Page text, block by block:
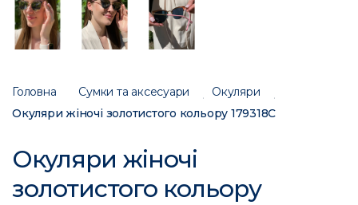
Головна Сумки та аксесуари
Окуляри
Окуляри жіночі золотистого кольору 179318C
Окуляри жіночі
золотистого кольору